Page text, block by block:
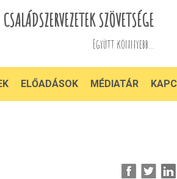
SZÖVETSÉGE
Együtt könnyebb...
ELŐADÁSOK MÉDIATÁR